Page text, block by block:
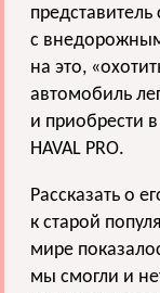
с
на это,
автомобиль
и приобрести
HAVAL PRO.
Рассказать о
к старой
мире
мы смогли и